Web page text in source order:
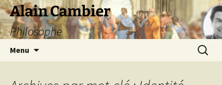
Aller
au
contenu
Alain Cambier
Philosophe
Menu